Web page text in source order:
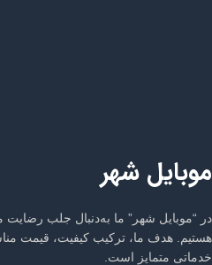
موبایل شهر
در “موبایل شهر” ما به‌دنبال جلب رضایت
هستیم. هدف ما، ترکیب کیفیت، قیمت
خدماتی متمایز است.